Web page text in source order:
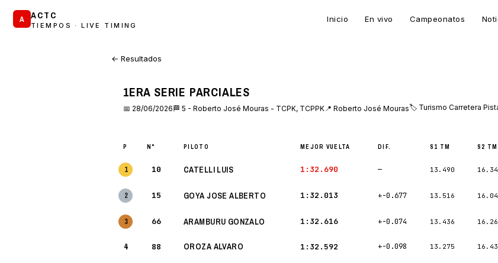
A ACTC
TIEMPOS · LIVE TIMING
Inicio En vivo Campeonatos
← Resultados
1ERA SERIE PARCIALES
📅 28/06/2026🏁 5 - Roberto José Mouras - TCPK, TCPPK📍 Roberto José Mouras🏷 Turismo Carretera
P N° PILOTO MEJOR VUELTA DIF. S1 TM S2 TM
1 10 CATELLI LUIS 1:32.690 — 13.490
2 15 GOYA JOSE ALBERTO 1:32.013 +-0.677 13.516
3 66 ARAMBURU GONZALO 1:32.616 +-0.074 13.436
4 88 OROZA ALVARO 1:32.592 +-0.098 13.275